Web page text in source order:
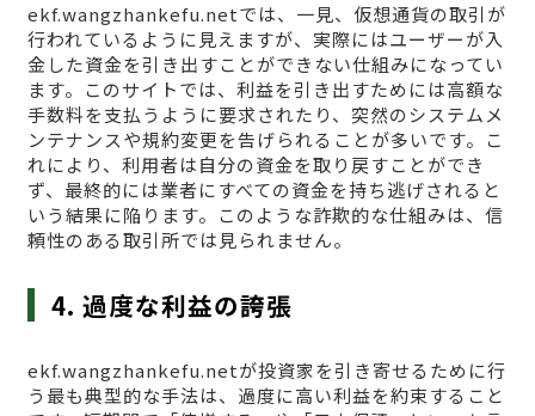
ekf.wangzhankefu.netでは、一見、仮想通貨の取引が
行われているように見えますが、実際にはユーザーが入
金した資金を引き出すことができない仕組みになってい
ます。このサイトでは、利益を引き出すためには高額な
手数料を支払うように要求されたり、突然のシステムメ
ンテナンスや規約変更を告げられることが多いです。こ
れにより、利用者は自分の資金を取り戻すことができ
ず、最終的には業者にすべての資金を持ち逃げされると
いう結果に陥ります。このような詐欺的な仕組みは、信
頼性のある取引所では見られません。
4. 過度な利益の誇張
ekf.wangzhankefu.netが投資家を引き寄せるために行
う最も典型的な手法は、過度に高い利益を約束すること